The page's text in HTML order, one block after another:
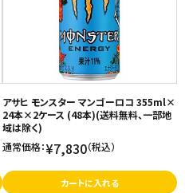
アサヒ モンスター マンゴーロコ 355ml×
24本×2ケース (48本)(送料無料、一部地
域は除く)
通常価格：¥7,830（税込）
カートに入れる